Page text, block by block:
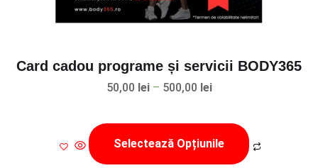
Card cadou programe și servicii BODY365
50,00 lei – 500,00 leiInterval
prețuri:
50,00 lei
Selectează Opțiunile